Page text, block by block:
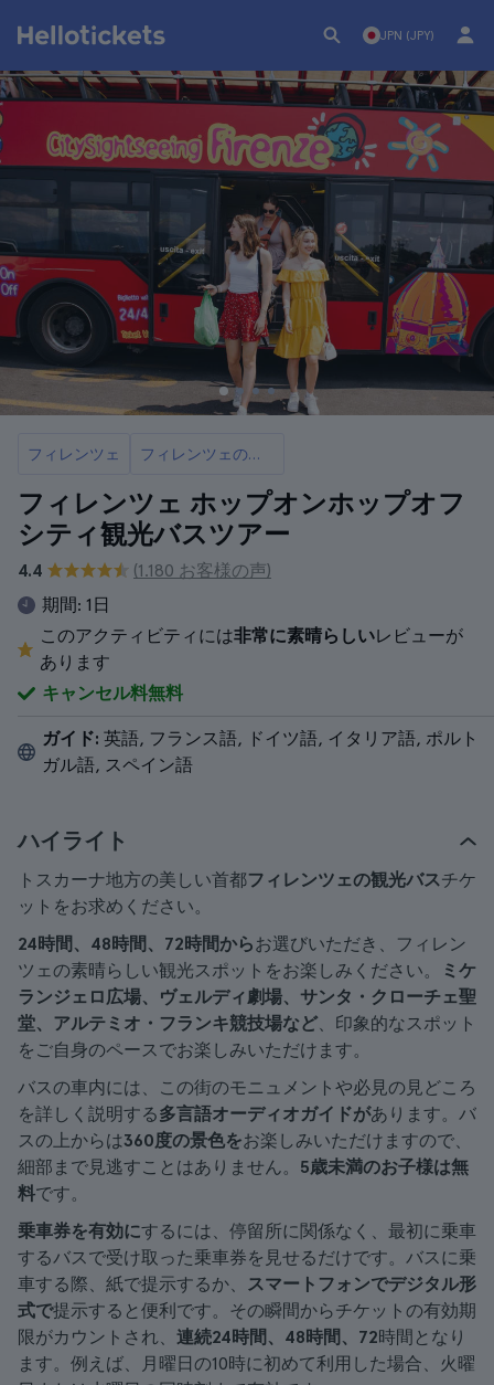
JPN (JPY)
フィレンツェ フィレンツェの観光バス
フィレンツェ ホップオンホップオフ
シティ観光バスツアー
4.4
(1.180 お客様の声)
期間: 1日
このアクティビティには非常に素晴らしいレビューが
あります
キャンセル料無料
ガイド: 英語, フランス語, ドイツ語, イタリア語, ポルト
ガル語, スペイン語
ハイライト
トスカーナ地方の美しい首都フィレンツェの観光バスチケ
ットをお求めください。
24時間、48時間、72時間からお選びいただき、フィレン
ツェの素晴らしい観光スポットをお楽しみください。
ミケ
ランジェロ広場、ヴェルディ劇場、サンタ・クローチェ聖
堂、アルテミオ・フランキ競技場など、印象的なスポット
をご自身のペースでお楽しみいただけます。
バスの車内には、この街のモニュメントや必見の見どころ
を詳しく説明する多言語オーディオガイドがあります。バ
スの上からは360度の景色をお楽しみいただけますので、
細部まで見逃すことはありません。 5歳未満のお子様は無
料です。
乗車券を有効にするには、停留所に関係なく、最初に乗車
するバスで受け取った乗車券を見せるだけです。バスに乗
車する際、紙で提示するか、 スマートフォンでデジタル形
式で提示すると便利です。その瞬間からチケットの有効期
限がカウントされ、 連続24時間、48時間、72時間となり
ます。例えば、月曜日の10時に初めて利用した場合、火曜